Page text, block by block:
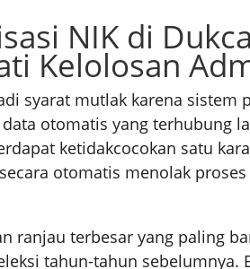
NIK di
Kelolosan
syarat mutlak karena sistem
otomatis yang terhubung
ketidakcocokan satu
otomatis menolak
ranjau terbesar yang paling
tahun-tahun sebelumnya.